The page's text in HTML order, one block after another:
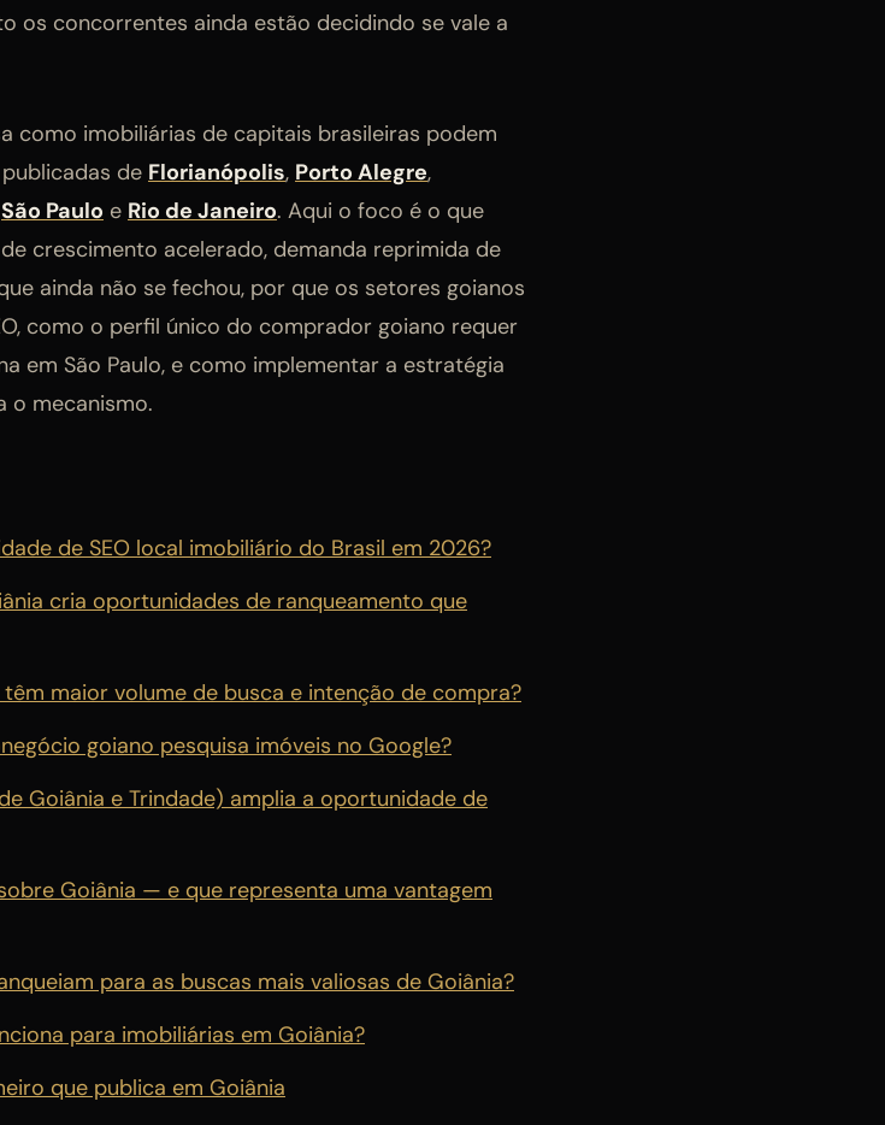
os concorrentes ainda estão decidindo se vale a
como imobiliárias de capitais brasileiras podem
de Florianópolis, Porto Alegre,
São Paulo e Rio de Janeiro. Aqui o foco é o que
crescimento acelerado, demanda reprimida de
ainda não se fechou, por que os setores goianos
como o perfil único do comprador goiano requer
em São Paulo, e como implementar a estratégia
o mecanismo.
de SEO local imobiliário do Brasil em 2026?
cria oportunidades de ranqueamento que
maior volume de busca e intenção de compra?
goiano pesquisa imóveis no Google?
Goiânia e Trindade) amplia a oportunidade de
Goiânia — e que representa uma vantagem
para as buscas mais valiosas de Goiânia?
para imobiliárias em Goiânia?
que publica em Goiânia